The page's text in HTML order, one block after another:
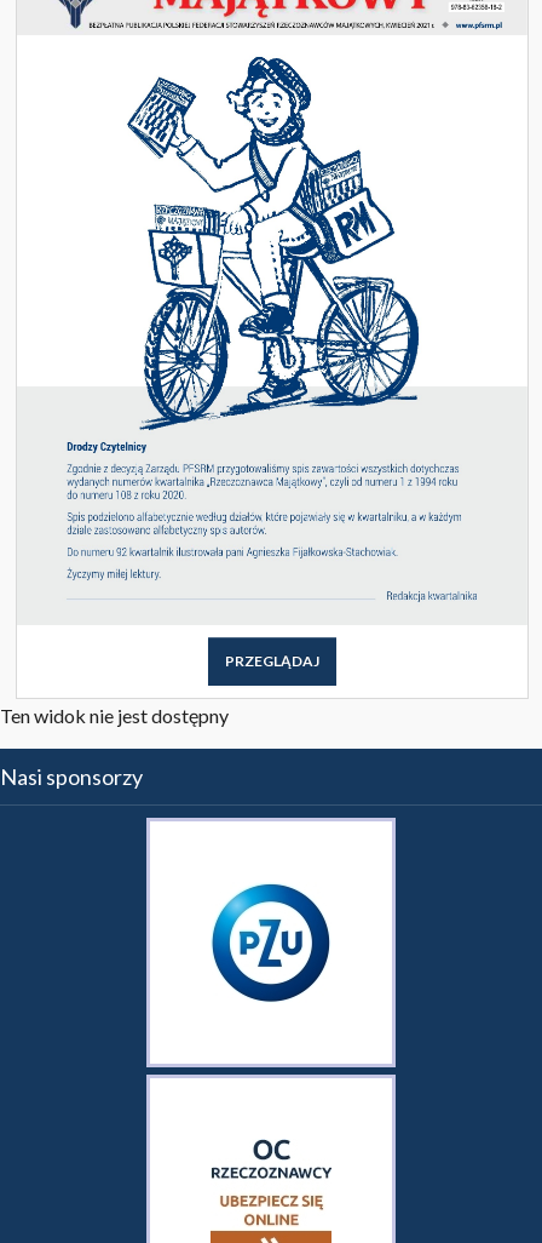
PRZEGLĄDAJ
Ten widok nie jest dostępny
Nasi sponsorzy